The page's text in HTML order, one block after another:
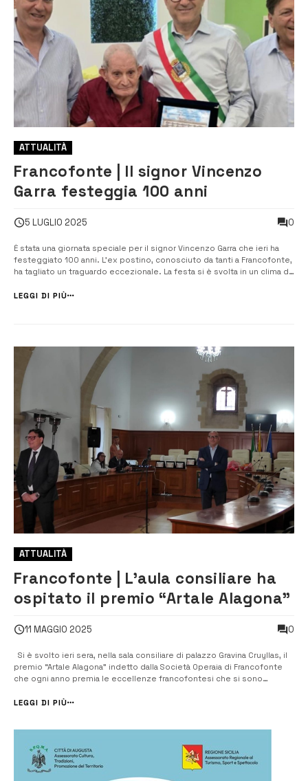
ATTUALITÀ
Francofonte | Il signor Vincenzo
Garra festeggia 100 anni
5 LUGLIO 2025 0
È stata una giornata speciale per il signor Vincenzo Garra che ieri ha
festeggiato 100 anni. L’ex postino, conosciuto da tanti a Francofonte,
ha tagliato un traguardo eccezionale. La festa si è svolta in un clima di
familiari, di tanti amici e di numerosi […]
LEGGI DI PIÙ
ATTUALITÀ
Francofonte | L’aula consiliare ha
ospitato il premio “Artale Alagona”
11 MAGGIO 2025 0
Si è svolto ieri sera, nella sala consiliare di palazzo Gravina Cruyllas, il
premio “Artale Alagona” indetto dalla Società Operaia di Francofonte
che ogni anno premia le eccellenze francofontesi che si sono
premiati dell’edizione di quest’anno: D...
LEGGI DI PIÙ